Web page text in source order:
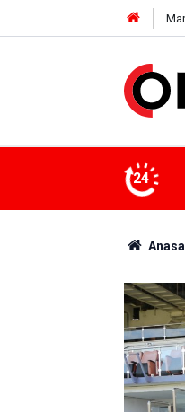
24
KURUCU KADROSU